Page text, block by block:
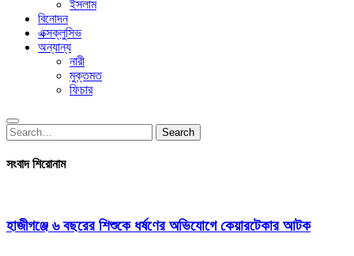
ইসলাম
বিনোদন
এক্সক্লুসিভ
অন্যান্য
নারী
মুক্তমত
ফিচার
Search
for:
Search
সংবাদ শিরোনাম
হাজীগঞ্জে ৬ বছরের শিশুকে ধর্ষণের অভিযোগে কেয়ারটেকার আটক